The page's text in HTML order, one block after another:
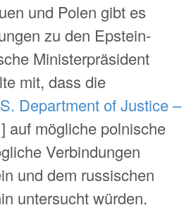
und Polen gibt es
zu den Epstein-
Ministerpräsident
mit, dass die
Department of Justice –
] auf mögliche polnische
Verbindungen
und dem russischen
untersucht würden.